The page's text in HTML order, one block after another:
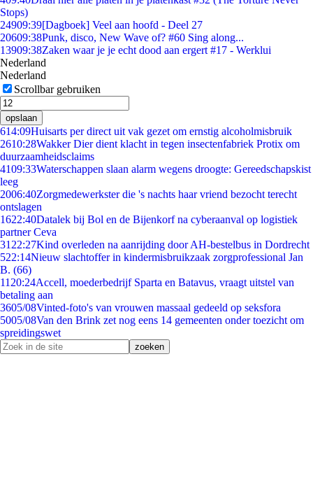
Stops)
24909:39[Dagboek] Veel aan hoofd - Deel 27
20609:38Punk, disco, New Wave of? #60 Sing along...
13909:38Zaken waar je je echt dood aan ergert #17 - Werklui
Nederland
Nederland
Scrollbar gebruiken
opslaan
614:09Huisarts per direct uit vak gezet om ernstig alcoholmisbruik
2610:28Wakker Dier dient klacht in tegen insectenfabriek Protix om
duurzaamheidsclaims
4109:33Waterschappen slaan alarm wegens droogte: Gereedschapskist
leeg
2006:40Zorgmedewerkster die 's nachts haar vriend bezocht terecht
ontslagen
1622:40Datalek bij Bol en de Bijenkorf na cyberaanval op logistiek
partner Ceva
31 22:27Kind overleden na aanrijding door AH-bestelbus in Dordrecht
522:14Nieuw slachtoffer in kindermisbruikzaak zorgprofessional Jan
B. (66)
11 20:24Accell, moederbedrijf Sparta en Batavus, vraagt uitstel van
betaling aan
3605/08Vinted-foto's van vrouwen massaal gedeeld op seksfora
5005/08Van den Brink zet nog eens 14 gemeenten onder toezicht om
spreidingswet